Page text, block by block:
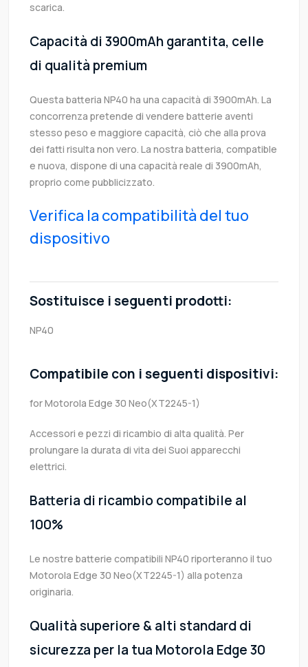
scarica.
Capacità di 3900mAh garantita, celle
di qualità premium
Questa batteria NP40 ha una capacità di 3900mAh. La
concorrenza pretende di vendere batterie aventi
stesso peso e maggiore capacità, ciò che alla prova
dei fatti risulta non vero. La nostra batteria, compatible
e nuova, dispone di una capacità reale di 3900mAh,
proprio come pubblicizzato.
Verifica la compatibilità del tuo
dispositivo
Sostituisce i seguenti prodotti:
NP40
Compatibile con i seguenti dispositivi:
for Motorola Edge 30 Neo(XT2245-1)
Accessori e pezzi di ricambio di alta qualità. Per
prolungare la durata di vita dei Suoi apparecchi
elettrici.
Batteria di ricambio compatibile al
100%
Le nostre batterie compatibili NP40 riporteranno il tuo
Motorola Edge 30 Neo(XT2245-1) alla potenza
originaria.
Qualità superiore & alti standard di
sicurezza per la tua Motorola Edge 30